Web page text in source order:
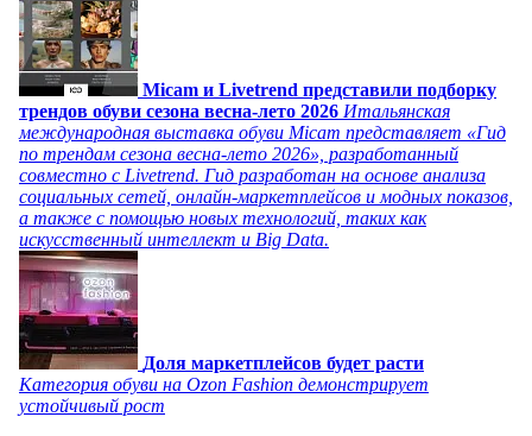
Micam и Livetrend представили подборку
трендов обуви сезона весна-лето 2026 Итальянская
международная выставка обуви Micam представляет «Гид
по трендам сезона весна-лето 2026», разработанный
совместно с Livetrend. Гид разработан на основе анализа
социальных сетей, онлайн-маркетплейсов и модных показов,
а также с помощью новых технологий, таких как
искусственный интеллект и Big Data.
Доля маркетплейсов будет расти
Категория обуви на Ozon Fashion демонстрирует
устойчивый рост